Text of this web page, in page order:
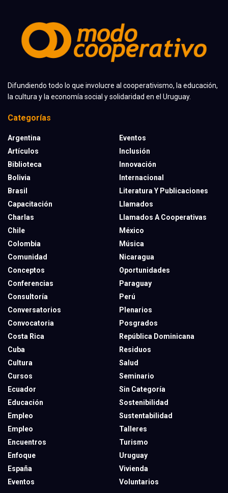
Difundiendo todo lo que involucre al cooperativismo, la educación,
la cultura y la economía social y solidaridad en el Uruguay.
Categorías
Argentina
Artículos
Biblioteca
Bolivia
Brasil
Capacitación
Charlas
Chile
Colombia
Comunidad
Conceptos
Conferencias
Consultoría
Conversatorios
Convocatoria
Costa Rica
Cuba
Cultura
Cursos
Ecuador
Educación
Empleo
Empleo
Encuentros
Enfoque
España
Eventos
Eventos
Inclusión
Innovación
Internacional
Literatura Y Publicaciones
Llamados
Llamados A Cooperativas
México
Música
Nicaragua
Oportunidades
Paraguay
Perú
Plenarios
Posgrados
República Dominicana
Residuos
Salud
Seminario
Sin Categoría
Sostenibilidad
Sustentabilidad
Talleres
Turismo
Uruguay
Vivienda
Voluntarios